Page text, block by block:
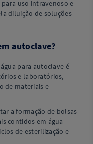
uso intravenoso e
diluição de soluções
autoclave?
para autoclave é
e laboratórios,
de materiais e
a formação de bolsas
contidos em água
de esterilização e